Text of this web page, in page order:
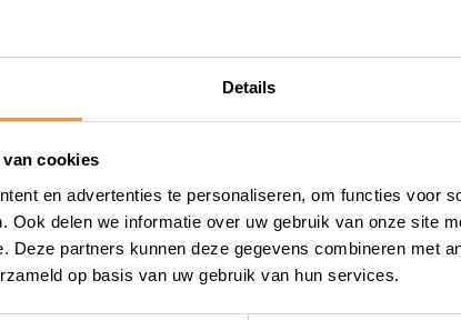
Details
cookies
en advertenties te personaliseren, om functies voor
Ook delen we informatie over uw gebruik van onze site
Deze partners kunnen deze gegevens combineren met
op basis van uw gebruik van hun services.
staal en is bestendigd
heeft een handige
waar je de sluiting
klik. Nu kan de
het slot een zacht
de fiets komen. De
erg prettig is bij het
is het slot voorzien van een
vuil. Dit komt de